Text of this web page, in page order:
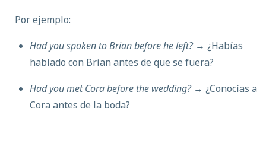
Por ejemplo:
Had you spoken to Brian before he left?→ ¿Habías
hablado con Brian antes de que se fuera?
Had you met Cora before the wedding? → ¿Conocías a
Cora antes de la boda?